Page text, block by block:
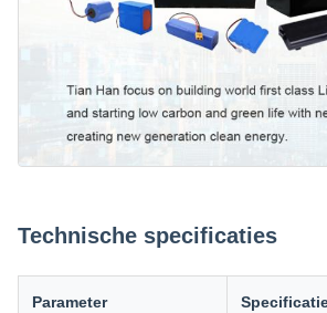
Technische specificaties
Parameter